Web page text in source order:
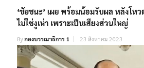
‘ชัยชนะ’ เผย พร้อมน้อมรับผล หลังโห
ไม่ใช่งูเห่า เพราะเป็นเสียงส่วนใหญ่
Byกองบรรณาธิการ 1 23 สิงหาคม 2023